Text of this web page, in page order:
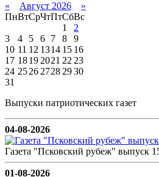
« Август 2026
»
ПнВтСрЧтПтСбВс
1
2
3
4 5 6 7 8
9
10 11 12 1314 15 16
17 18192021 2223
24 252627282930
31
Выпуски патриотических газет
04-08-2026
Газета "Псковский рубеж" выпуск
01-08-2026